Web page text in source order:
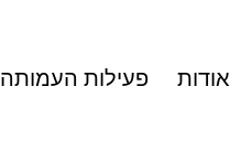
אודות פעילות העמותה